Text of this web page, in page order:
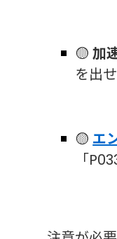
🟡加
を出
🟡 エ
「